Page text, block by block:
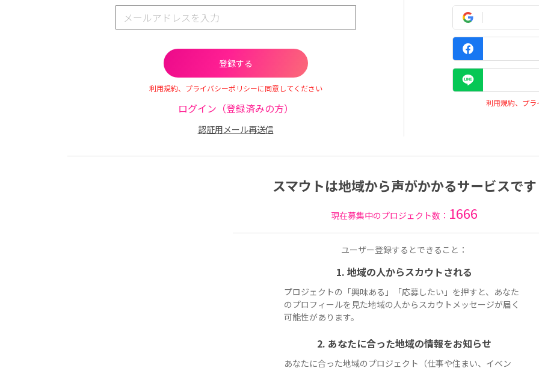
利用規約、プライバシーポリシーに同意してください
ログイン（登録済みの方）
認証用メール再送信
利用規約、プ
スマウトは地域から声がかかるサービスです
現在募集中のプロジェクト数： 1666
ユーザー登録するとできること：
1. 地域の人からスカウトされる
プロジェクトの「興味ある」「応募したい」を押すと、あなた
のプロフィールを見た地域の人からスカウトメッセージが届く
可能性があります。
2. あなたに合った地域の情報をお知らせ
あなたに合った地域のプロジェクト（仕事や住まい、イベン